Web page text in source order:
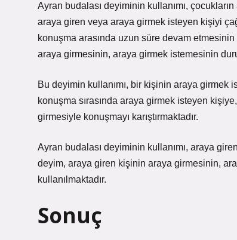
Ayran budalası deyiminin kullanımı, çocukların
araya giren veya araya girmek isteyen kişiyi
konuşma arasında uzun süre devam
araya girmesinin, araya girmek istemesinin
Bu deyimin kullanımı, bir kişinin araya girmek
konuşma sırasında araya girmek isteyen
girmesiyle konuşmayı karıştırmaktadır.
Ayran budalası deyiminin kullanımı, araya
deyim, araya giren kişinin araya girmesinin,
kullanılmaktadır.
Sonuç